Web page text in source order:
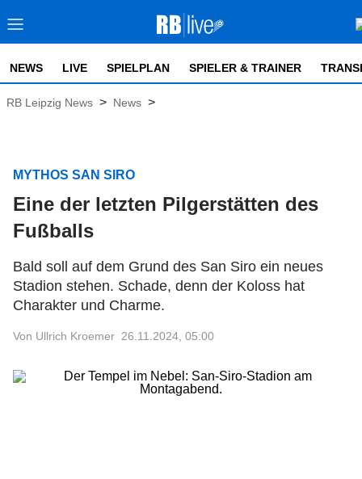
NEWS LIVE SPIELPLAN SPIELER & TRAINER
RB Leipzig News > News >
MYTHOS SAN SIRO
Eine der letzten Pilgerstätten des
Fußballs
Bald soll auf dem Grund des San Siro ein neues
Stadion stehen. Schade, denn der Koloss hat
Charakter und Charme.
Von Ullrich Kroemer 26.11.2024, 05:00